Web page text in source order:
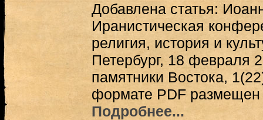
Добавлена статья:
Иранистическая
религия, история и
Петербург, 18 февраля
памятники Востока,
формате PDF размещен
Подробнее...